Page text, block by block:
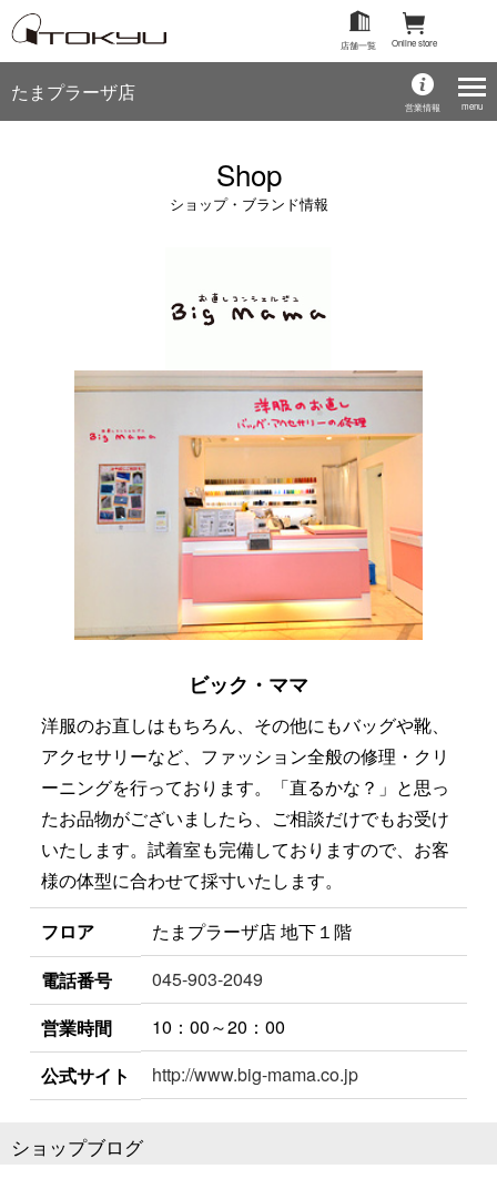
Online store
店舗一覧
たまプラーザ店
営業情報
Shop
ショップ・ブランド情報
ビック・ママ
洋服のお直しはもちろん、その他にもバッグや靴、
アクセサリーなど、ファッション全般の修理・クリ
ーニングを行っております。「直るかな？」と思っ
たお品物がございましたら、ご相談だけでもお受け
いたします。試着室も完備しておりますので、お客
様の体型に合わせて採寸いたします。
フロア
たまプラーザ店 地下１階
電話番号
045-903-2049
営業時間
10：00～20：00
公式サイト
http://www.big-mama.co.jp
ショップブログ
menu